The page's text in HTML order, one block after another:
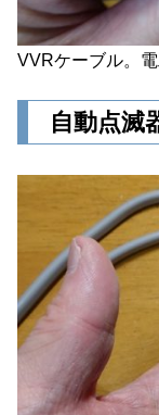
VVRケーブル。
自動点滅